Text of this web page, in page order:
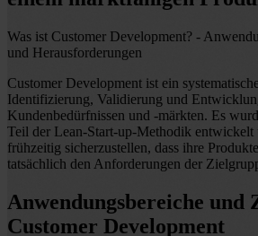
Was ist Customer Development? -
und Herausforderungen
Customer Development ist ein
Identifizierung, Validierung und
Kundenbedürfnissen und -märkten. Es
Teil der Lean-Start-up-Methodik
frühzeitig sicherzustellen, dass ihre
tatsächlich den Anforderungen der
Anwendungsbereiche und
Customer Development